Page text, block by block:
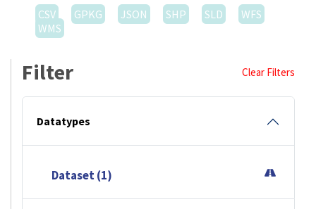
CSV
GPKG JSON SHP SLD
WFS
WMS
Filter Clear Filters
Datatypes
Dataset (1)